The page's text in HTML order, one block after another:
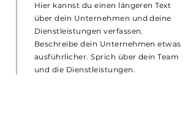
Hier kannst du einen längeren Text
über dein Unternehmen und deine
Dienstleistungen verfassen.
Beschreibe dein Unternehmen etwas
ausführlicher. Sprich über dein Team
und die Dienstleistungen.